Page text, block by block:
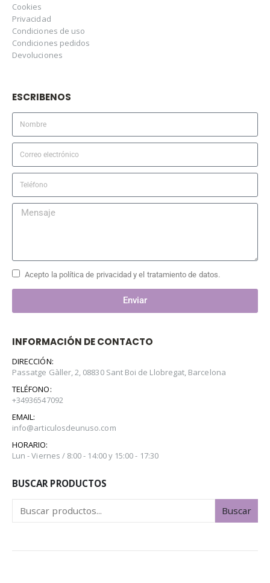
Cookies
Privacidad
Condiciones de uso
Condiciones pedidos
Devoluciones
ESCRIBENOS
Acepto la política de privacidad y el tratamiento de datos.
Enviar
INFORMACIÓN DE CONTACTO
DIRECCIÓN:
Passatge Gàller, 2, 08830 Sant Boi de Llobregat, Barcelona
TELÉFONO:
+34936547092
EMAIL:
info@articulosdeunuso.com
HORARIO:
Lun - Viernes / 8:00 - 14:00 y 15:00 - 17:30
BUSCAR PRODUCTOS
Buscar